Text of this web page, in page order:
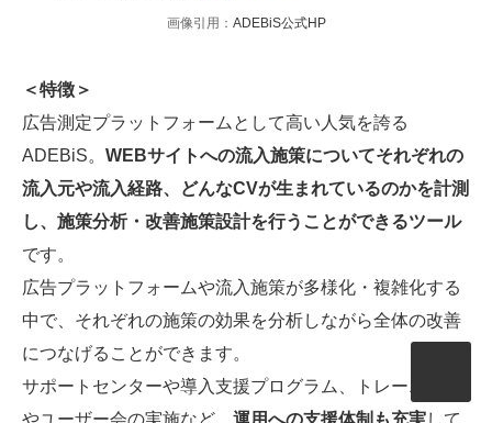
画像引用： ADEBiS公式HP
＜特徴＞
広告測定プラットフォームとして高い人気を誇る
ADEBiS。 WEBサイトへの流入施策についてそれぞれの
流入元や流入経路、どんなCVが生まれているのかを計測
し、施策分析・改善施策設計を行うことができるツール
です。
広告プラットフォームや流入施策が多様化・複雑化する
中で、それぞれの施策の効果を分析しながら全体の改善
につなげることができます。
サポートセンターや導入支援プログラム、トレーニング
やユーザー会の実施など、 運用への支援体制も充実して